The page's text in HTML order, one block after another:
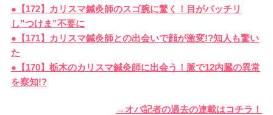
●【172】カリスマ鍼灸師のスゴ腕に驚く！目がパッチリ
し”つけま”不要に
●【171】カリスマ鍼灸師との出会いで顔が激変!?知人も驚い
た
●【170】栃木のカリスマ鍼灸師に出会う！脈で12内臓の異常
を察知!?
→オバ記者の過去の連載はコチラ！